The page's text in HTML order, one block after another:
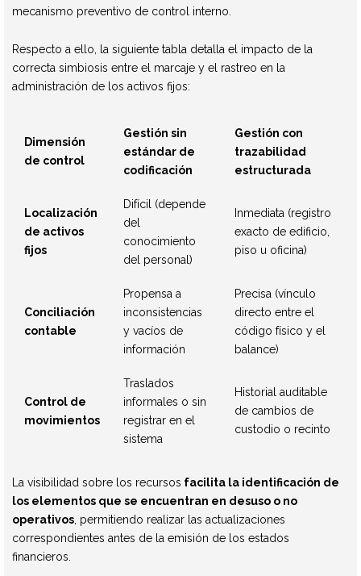
mecanismo preventivo de control interno.
Respecto a ello, la siguiente tabla detalla el impacto de la
correcta simbiosis entre el marcaje y el rastreo en la
administración de los activos fijos:
Dimensión
de control
Gestión sin
estándar de
codificación
Gestión con
trazabilidad
estructurada
Localización
de activos
fijos
Difícil (depende
del
conocimiento
del personal)
Inmediata (registro
exacto de edificio,
piso u oficina)
Conciliación
contable
Propensa a
inconsistencias
y vacíos de
información
Precisa (vínculo
directo entre el
código físico y el
balance)
Control de
movimientos
Traslados
informales o sin
registrar en el
sistema
Historial auditable
de cambios de
custodio o recinto
La visibilidad sobre los recursos facilita la identificación de
los elementos que se encuentran en desuso o no
operativos , permitiendo realizar las actualizaciones
correspondientes antes de la emisión de los estados
financieros.